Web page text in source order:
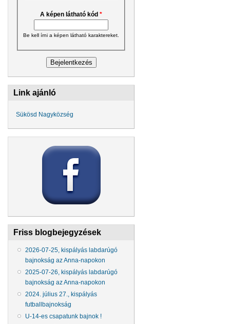
A képen látható kód *
Be kell írni a képen látható karaktereket.
Link ajánló
Sükösd Nagyközség
Friss blogbejegyzések
2026-07-25, kispályás labdarúgó
bajnokság az Anna-napokon
2025-07-26, kispályás labdarúgó
bajnokság az Anna-napokon
2024. július 27., kispályás
futballbajnokság
U-14-es csapatunk bajnok !